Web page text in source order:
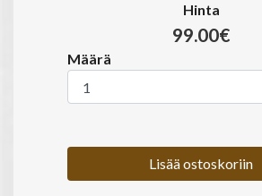
Hinta
99.00€
Määrä
Lisää ostoskoriin